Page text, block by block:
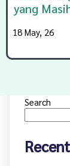
yang
18 May, 26
Search